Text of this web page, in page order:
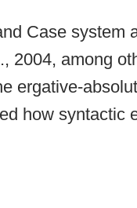
Case system
2004, among
ergative-
how syntactic